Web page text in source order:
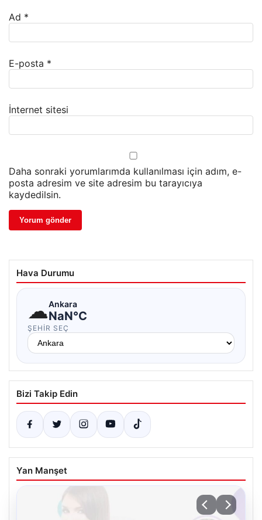
Ad *
E-posta *
İnternet sitesi
Daha sonraki yorumlarımda kullanılması için adım, e-
posta adresim ve site adresim bu tarayıcıya
kaydedilsin.
Hava Durumu
☁Ankara
NaN°C
ŞEHIR SEÇ
Bizi Takip Edin
Yan Manşet